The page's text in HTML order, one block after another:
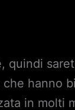
quindi
hanno
in molti